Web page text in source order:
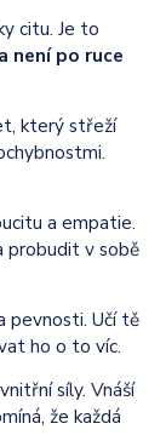
citu. Je to
není po ruce
který střeží
a empatie.
probudit v sobě
pevnosti. Učí tě
ho o to víc.
síly. Vnáší
že každá